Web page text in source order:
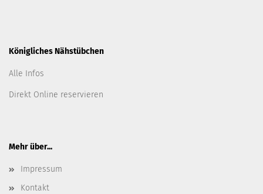
Königliches Nähstübchen
Alle Infos
Direkt Online reservieren
Mehr über...
Impressum
Kontakt